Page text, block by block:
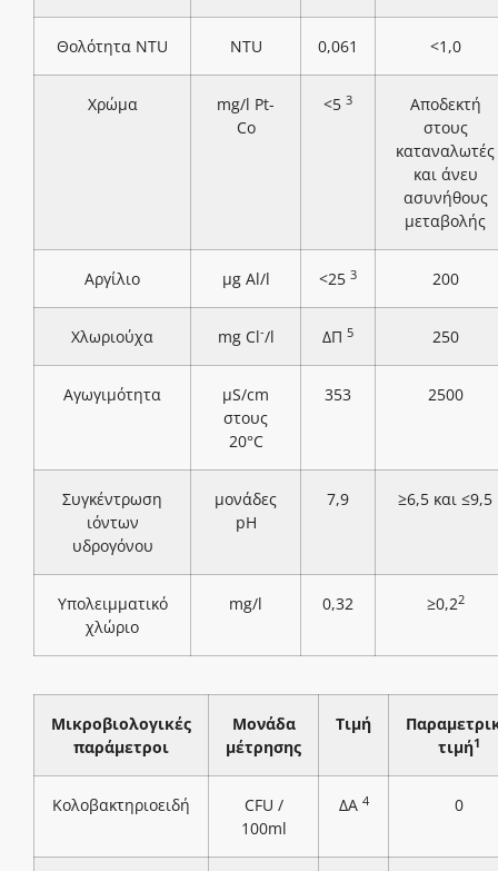
Θολότητα NTU NTU 0,061 <1,0
Χρώμα
mg/l Pt-
Co
<5 3
Αποδεκτή
στους
καταναλωτές
και άνευ
ασυνήθους
μεταβολής
Αργίλιο μg Al/l <25 3 200
Χλωριούχα mg Cl-/l ΔΠ 5 250
Αγωγιμότητα
μS/cm
στους
20°C
353 2500
Συγκέντρωση
ιόντων
υδρογόνου
μονάδες
pH
7,9 ≥6,5 και ≤9,5
Υπολειμματικό
χλώριο
mg/l 0,32 ≥0,22
Μικροβιολογικές
παράμετροι
Μονάδα
μέτρησης
Τιμή
τιμή1
Κολοβακτηριοειδή
CFU /
100ml
ΔΑ 4 0